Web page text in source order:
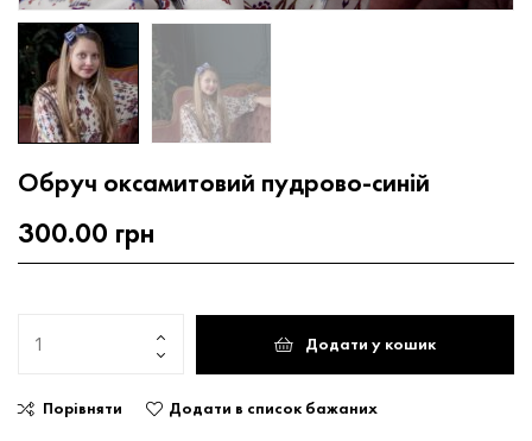
Обруч оксамитовий пудрово-синій
300.00 грн
Додати у кошик
Порівняти Додати в список бажаних